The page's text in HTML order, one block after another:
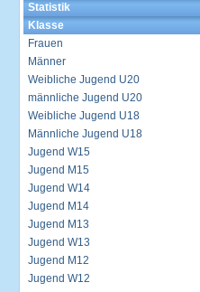
Statistik
Klasse
Frauen
Männer
Weibliche Jugend U20
männliche Jugend U20
Weibliche Jugend U18
Männliche Jugend U18
Jugend W15
Jugend M15
Jugend W14
Jugend M14
Jugend M13
Jugend W13
Jugend M12
Jugend W12